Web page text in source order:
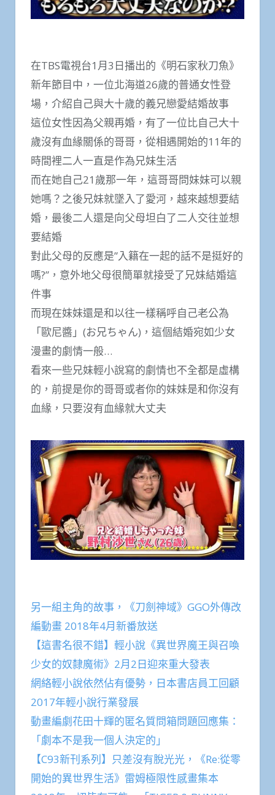
在TBS電視台1月3日播出的《明石家秋刀魚》
新年節目中，一位北海道26歲的普通女性登
場，介紹自己與大十歲的義兄戀愛結婚故事
這位女性因為父親再婚，有了一位比自己大十
歲沒有血緣關係的哥哥，從相遇開始的11年的
時間裡二人一直是作為兄妹生活
而在她自己21歲那一年，這哥哥問妹妹可以親
她嗎？之後兄妹就墜入了愛河，越來越想要結
婚，最後二人還是向父母坦白了二人交往並想
要結婚
對此父母的反應是”入籍在一起的話不是挺好的
嗎?”，意外地父母很簡單就接受了兄妹結婚這
件事
而現在妹妹還是和以往一樣稱呼自己老公為
「歐尼醬」(お兄ちゃん)，這個結婚宛如少女
漫畫的劇情一般…
看來一些兄妹輕小說寫的劇情也不全都是虛構
的，前提是你的哥哥或者你的妹妹是和你沒有
血緣，只要沒有血緣就大丈夫
另一組主角的故事，《刀劍神域》GGO外傳改
編動畫 2018年4月新番放送
【這書名很不錯】輕小說《異世界魔王與召喚
少女的奴隸魔術》2月2日迎來重大發表
網絡輕小說依然佔有優勢，日本書店員工回顧
2017年輕小說行業發展
動畫編劇花田十輝的匿名質問箱問題回應集：
「劇本不是我一個人決定的」
【C93新刊系列】只差沒有脫光光，《Re:從零
開始的異世界生活》雷姆極限性感畫集本